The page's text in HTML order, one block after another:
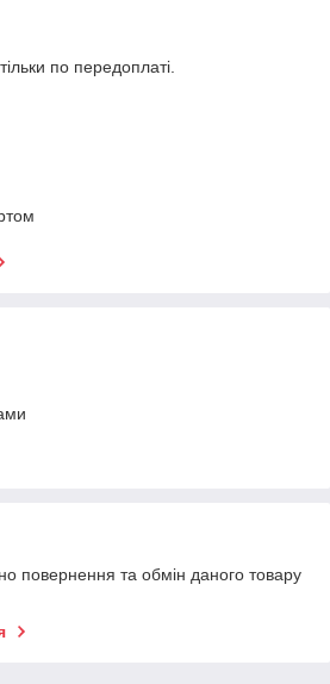
по передоплаті.
повернення та обмін даного товару